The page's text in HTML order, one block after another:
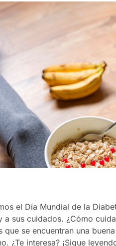
el Día Mundial de la
sus cuidados. ¿Cómo
se encuentran una
¿Te interesa? ¡Sigue